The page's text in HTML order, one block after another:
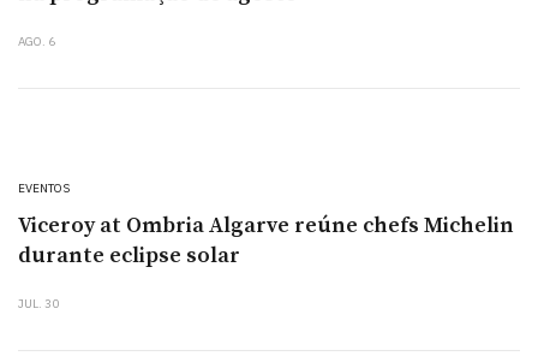
AGO. 6
EVENTOS
Viceroy at Ombria Algarve reúne chefs Michelin
durante eclipse solar
JUL. 30